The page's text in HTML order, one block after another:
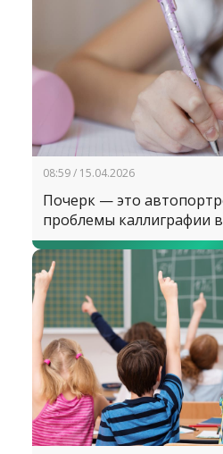
08:59 / 15.04.2026
Почерк — это автопортрет
проблемы каллиграфии